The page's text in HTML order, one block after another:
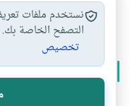
التنمية # التنمية
المزيد من سلسلة
نستخدم ملفات
التصفح الخاصة
تخصيص